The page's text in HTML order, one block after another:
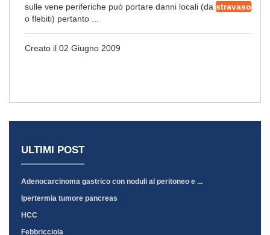
sulle vene periferiche può portare danni locali (da stravaso
o flebiti) pertanto ...
Creato il 02 Giugno 2009
ULTIMI POST
Adenocarcinoma gastrico con noduli al peritoneo e ...
Ipertermia tumore pancreas
HCC
Febbricciola